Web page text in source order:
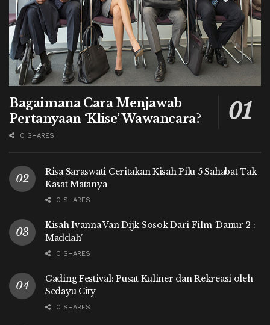
Bagaimana Cara Menjawab
Pertanyaan ‘Klise’ Wawancara?
0 SHARES
Risa Saraswati Ceritakan Kisah Pilu 5 Sahabat Tak
Kasat Matanya
0 SHARES
Kisah Ivanna Van Dijk Sosok Dari Film ‘Danur 2 :
Maddah’
0 SHARES
Gading Festival: Pusat Kuliner dan Rekreasi oleh
Sedayu City
0 SHARES